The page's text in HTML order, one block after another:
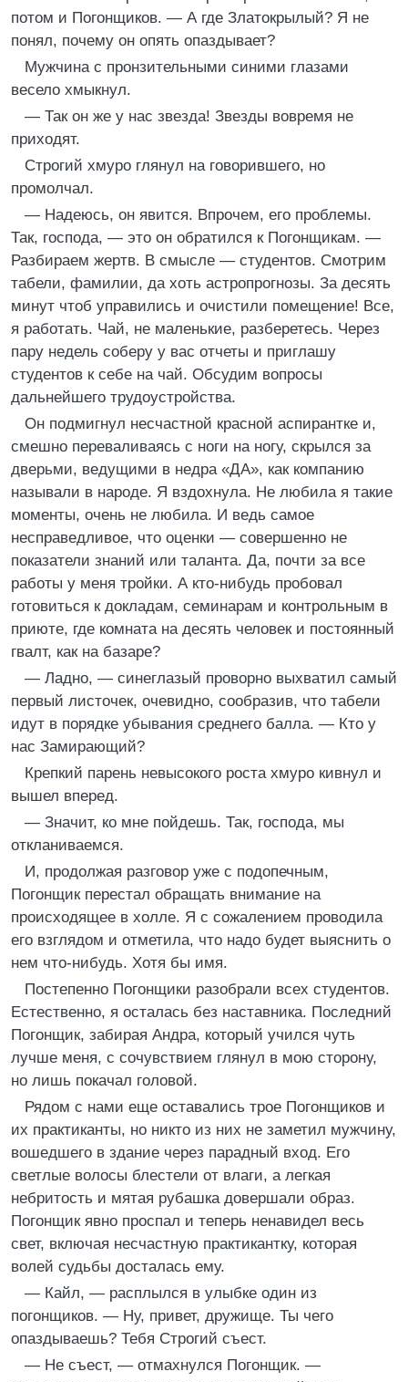
потом и Погонщиков. — А где Златокрылый? Я не
понял, почему он опять опаздывает?
Мужчина с пронзительными синими глазами
весело хмыкнул.
— Так он же у нас звезда! Звезды вовремя не
приходят.
Строгий хмуро глянул на говорившего, но
промолчал.
— Надеюсь, он явится. Впрочем, его проблемы.
Так, господа, — это он обратился к Погонщикам. —
Разбираем жертв. В смысле — студентов. Смотрим
табели, фамилии, да хоть астропрогнозы. За десять
минут чтоб управились и очистили помещение! Все,
я работать. Чай, не маленькие, разберетесь. Через
пару недель соберу у вас отчеты и приглашу
студентов к себе на чай. Обсудим вопросы
дальнейшего трудоустройства.
Он подмигнул несчастной красной аспирантке и,
смешно переваливаясь с ноги на ногу, скрылся за
дверьми, ведущими в недра «ДА», как компанию
называли в народе. Я вздохнула. Не любила я такие
моменты, очень не любила. И ведь самое
несправедливое, что оценки — совершенно не
показатели знаний или таланта. Да, почти за все
работы у меня тройки. А кто-нибудь пробовал
готовиться к докладам, семинарам и контрольным в
приюте, где комната на десять человек и постоянный
гвалт, как на базаре?
— Ладно, — синеглазый проворно выхватил самый
первый листочек, очевидно, сообразив, что табели
идут в порядке убывания среднего балла. — Кто у
нас Замирающий?
Крепкий парень невысокого роста хмуро кивнул и
вышел вперед.
— Значит, ко мне пойдешь. Так, господа, мы
откланиваемся.
И, продолжая разговор уже с подопечным,
Погонщик перестал обращать внимание на
происходящее в холле. Я с сожалением проводила
его взглядом и отметила, что надо будет выяснить о
нем что-нибудь. Хотя бы имя.
Постепенно Погонщики разобрали всех студентов.
Естественно, я осталась без наставника. Последний
Погонщик, забирая Андра, который учился чуть
лучше меня, с сочувствием глянул в мою сторону,
но лишь покачал головой.
Рядом с нами еще оставались трое Погонщиков и
их практиканты, но никто из них не заметил мужчину,
вошедшего в здание через парадный вход. Его
светлые волосы блестели от влаги, а легкая
небритость и мятая рубашка довершали образ.
Погонщик явно проспал и теперь ненавидел весь
свет, включая несчастную практикантку, которая
волей судьбы досталась ему.
— Кайл, — расплылся в улыбке один из
погонщиков. — Ну, привет, дружище. Ты чего
опаздываешь? Тебя Строгий съест.
— Не съест, — отмахнулся Погонщик. —